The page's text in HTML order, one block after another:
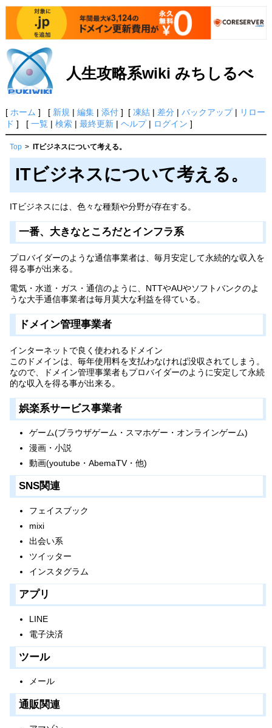
人生攻略系wiki みちしるべ
[ ホーム ] [ 新規 | 編集| 添付] [ 凍結| 差分| バックアップ| リロー
ド ] [ 一覧| 検索| 最終更新| ヘルプ| ログイン ]
Top > ITビジネスについて考える。
ITビジネスについて考える。
ITビジネスには、色々な種類や分野が存在する。
一番、大きなところだとインフラ系
プロバイダーのような通信事業者は、毎月安定して永続的な収入を
得る事が出来る。
電気・水道・ガス・通信のように、NTTやAUやソフトバンクのよ
うな大手通信事業者は毎月莫大な利益を得ている。
ドメイン管理事業者
インターネットで良く使われるドメイン
このドメインは、毎年使用料を支払わなければ没収されてしまう。
なので、ドメイン管理事業者もプロバイダーのように安定して永続
的な収入を得る事が出来る。
娯楽系サービス事業者
ゲーム(ブラウザゲーム・スマホゲー・オンラインゲーム)
漫画・小説
動画(youtube・AbemaTV・他)
SNS関連
フェイスブック
mixi
出会い系
ツイッター
インスタグラム
アプリ
LINE
電子決済
ツール
メール
通販関連